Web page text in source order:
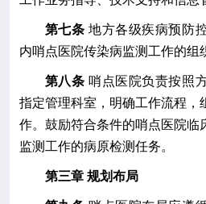
第七条 地方各级疾病预防
内哨点医院传染病监测工作的组
第八条 哨点医院负责按照
指定管理科室，明确工作流程，
作。鼓励符合条件的哨点医院临
监测工作的病原检测任务。
第三章 规划布局